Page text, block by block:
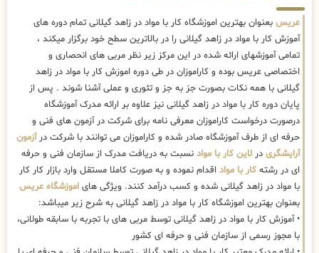
عریس بعنوان بهترین اموزشگاه کار با مواد در زاهد گیلانی تمام دوره های
آموزش کار با مواد در زاهد گیلانی را در بالاترین سطح خود برگزار میکند ،
تمامی آموزشهای ارائه شده در این مرکز زیر نظر مربی های انحصاری و
اختصاصی عریس بوده و کاراموزان در طی دوره اموزش کار با مواد در زاهد
گیلانی با همه نکات بصورت جز به جز و تئوری و عملی آشنا شوند . پس از
پایان دوره کار با مواد در زاهد گیلانی نیز علاوه بر ارائه مدرک آموزشگاه
درصورت درخواست کاراموزان معرفی نامه برای شرکت در آزمون های فنی و
حرفه ای از طرف آموزشگاه صادر شده و کاراموزان می توانند با شرکت درآزمون
آرایشگری در لاین کار با مواد نسبت به دریافت مدرک از سازمان فنی و حرفه
ای در رشته کار با مواد اقدام نموده و به صورت کاملا مستقل وارد بازار کار کار
با مواد در زاهد گیلانی شده و کسب درآمد کنند. ویژگی های اموزشگاه عریس
بعنوان بهترین اموزشگاه کار با مواد در زاهد گیلانی به شرح زیر میباشد:
• آموزش کار با مواد در زاهد گیلانی توسط مربی های با تجربه با سابقه طولانی،
با مجوز رسمی از سازمان فنی و حرفه ای کشور